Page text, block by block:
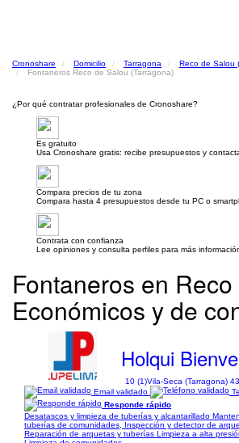
Cronoshare Domicilio Tarragona Reco de Salou
Fontaneros Reco de Salou (Tarragona)
¿Por qué contratar profesionales de Cronoshare?
Es gratuito
Usa Cronoshare gratis: recibe presupuestos y
Compara precios de tu zona
Compara hasta 4 presupuestos desde tu PC o
Contrata con confianza
Lee opiniones y consulta perfiles para más
Fontaneros en
Económicos y de
Holqui
10 (1)Vila-Seca (Tarragona)
Email validado
Responde rápido
Desatascos y limpieza de tuberías y alcantarillado
tuberías de comunidades, Inspección y detector de
Reparación de arquetas y tuberías Limpieza a alta